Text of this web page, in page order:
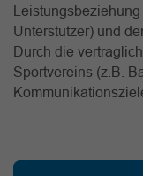
Unterstützer) und
Durch die
Sportvereins (z.B.